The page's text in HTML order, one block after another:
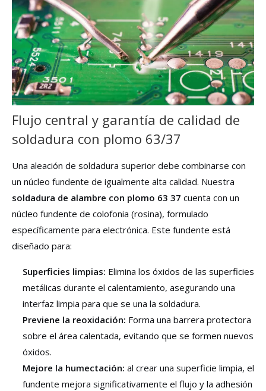
Flujo central y garantía de calidad de
soldadura con plomo 63/37
Una aleación de soldadura superior debe combinarse con
un núcleo fundente de igualmente alta calidad. Nuestra
soldadura de alambre con plomo 63 37 cuenta con un
núcleo fundente de colofonia (rosina), formulado
específicamente para electrónica. Este fundente está
diseñado para:
Superficies limpias: Elimina los óxidos de las superficies
metálicas durante el calentamiento, asegurando una
interfaz limpia para que se una la soldadura.
Previene la reoxidación: Forma una barrera protectora
sobre el área calentada, evitando que se formen nuevos
óxidos.
Mejore la humectación: al crear una superficie limpia, el
fundente mejora significativamente el flujo y la adhesión